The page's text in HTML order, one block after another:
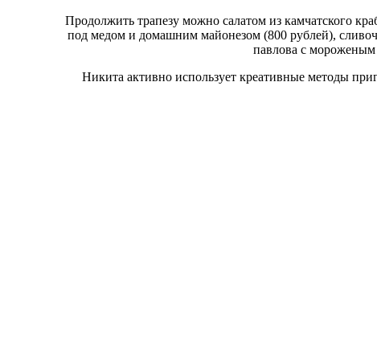
Продолжить трапезу можно салатом из камчатского
под медом и домашним майонезом (800 рублей),
павлова с
Никита активно использует креативные методы